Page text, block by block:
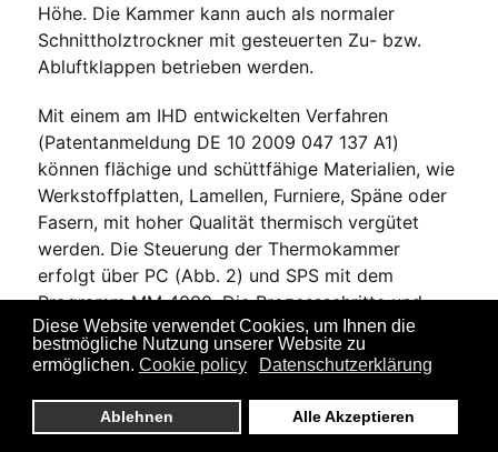
Diese Website verwendet Cookies, um Ihnen die
bestmögliche Nutzung unserer Website zu
ermöglichen. Cookie policy Datenschutzerklärung
Ablehnen Alle Akzeptieren
Höhe. Die Kammer kann auch als normaler
Schnittholztrockner mit gesteuerten Zu- bzw.
Abluftklappen betrieben werden.
Mit einem am IHD entwickelten Verfahren
(Patentanmeldung DE 10 2009 047 137 A1)
können flächige und schüttfähige Materialien, wie
Werkstoffplatten, Lamellen, Furniere, Späne oder
Fasern, mit hoher Qualität thermisch vergütet
werden. Die Steuerung der Thermokammer
erfolgt über PC (Abb. 2) und SPS mit dem
Programm MM 4000. Die Prozessschritte und
eine Vielzahl von Parametern sind frei
programmierbar; einen typischen Verlauf zeigt
Abb. 3. Steuergrößen für die thermische
Modifizierung sind die Kammer- bzw. die
Holztemperatur, bei normalem Trocknerbetrieb